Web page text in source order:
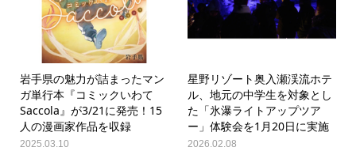
岩手県の魅力が詰まったマン
ガ単行本『コミックいわて
Saccola』が3/21に発売！15
人の漫画家作品を収録
2025.03.10
星野リゾート奥入瀬渓流ホテ
ル、地元の中学生を対象とし
た「氷瀑ライトアップツア
ー」体験会を1月20日に実施
2026.02.08